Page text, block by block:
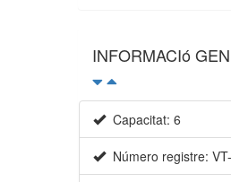
INFORMACIó
Capacitat: 6
Número registre: